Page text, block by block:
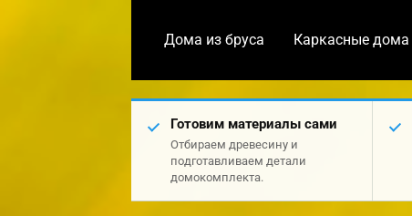
Дома из бруса Каркасные дома
Готовим материалы сами
Отбираем древесину и
подготавливаем детали
домокомплекта.